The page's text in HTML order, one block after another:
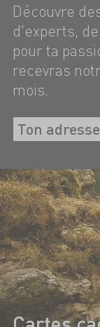
Découvre
d'experts,
pour ta
recevras
mois.